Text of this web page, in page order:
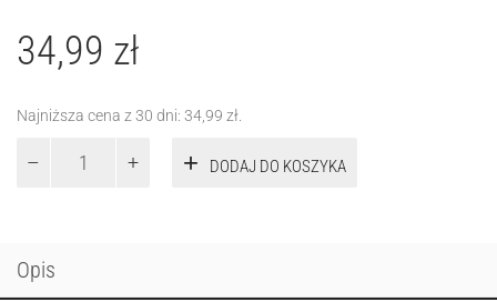
34,99 zł
Najniższa cena z 30 dni: 34,99 zł
Heartbreak
DODAJ DO KOSZYKA
Opis